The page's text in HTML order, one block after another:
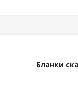
Бланки